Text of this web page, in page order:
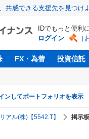
共感できる支援先を見つけ
IDでもっと便利
ログイン
FX・為替 投資信託
ンしてポートフォリオを表示
アル(株)【5542.T】 掲示板